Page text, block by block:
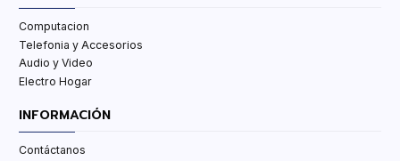
Computacion
Telefonia y Accesorios
Audio y Video
Electro Hogar
INFORMACIÓN
Contáctanos